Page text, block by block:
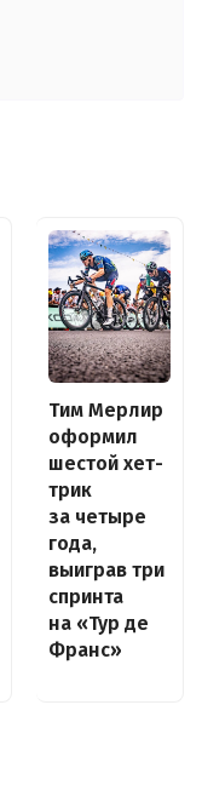
Тим Мерлир
оформил
шестой хет-
трик
за четыре
года,
выиграв три
спринта
на «Тур де
Франс»